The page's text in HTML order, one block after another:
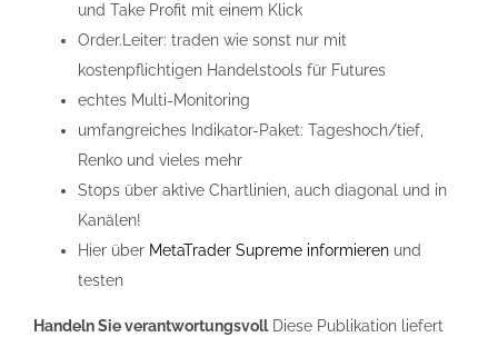
und Take Profit mit einem Klick
Order.Leiter: traden wie sonst nur mit
kostenpflichtigen Handelstools für Futures
echtes Multi-Monitoring
umfangreiches Indikator-Paket: Tageshoch/tief,
Renko und vieles mehr
Stops über aktive Chartlinien, auch diagonal und in
Kanälen!
Hier über MetaTrader Supreme informieren und
testen
Handeln Sie verantwortungsvollDiese Publikation liefert